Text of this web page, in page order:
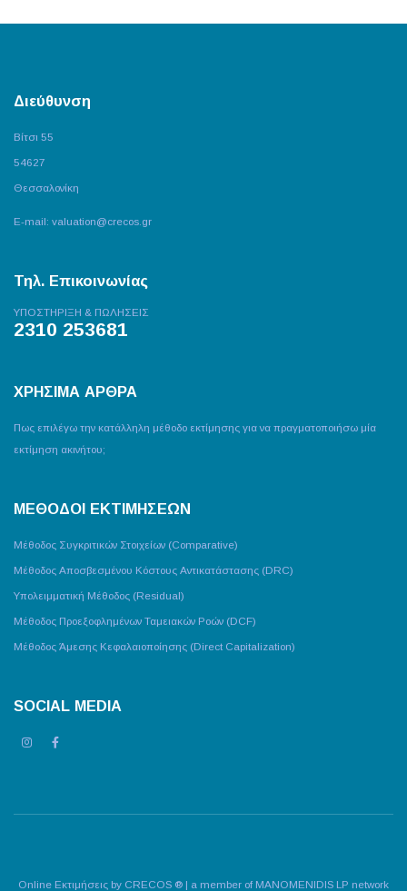
Διεύθυνση
Βίτσι 55
54627
Θεσσαλονίκη
E-mail: valuation@crecos.gr
Τηλ. Επικοινωνίας
ΥΠΟΣΤΗΡΙΞΗ & ΠΩΛΗΣΕΙΣ
2310 253681
ΧΡΗΣΙΜΑ ΑΡΘΡΑ
Πως επιλέγω την κατάλληλη μέθοδο εκτίμησης για να πραγματοποιήσω μία
εκτίμηση ακινήτου;
ΜΕΘΟΔΟΙ ΕΚΤΙΜΗΣΕΩΝ
Μέθοδος Συγκριτικών Στοιχείων (Comparative)
Μέθοδος Αποσβεσμένου Κόστους Αντικατάστασης (DRC)
Υπολειμματική Μέθοδος (Residual)
Μέθοδος Προεξοφλημένων Ταμειακών Ροών (DCF)
Μέθοδος Άμεσης Κεφαλαιοποίησης (Direct Capitalization)
SOCIAL MEDIA
Online Εκτιμήσεις by CRECOS ® | a member of MANOMENIDIS LP network